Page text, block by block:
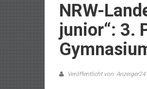
NRW-
junior“: 3.
Veröffentlicht von: Anzeiger24